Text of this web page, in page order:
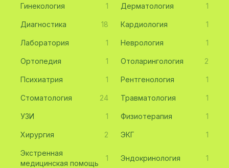
Гинекология 1 Дерматология 1
Диагностика 18 Кардиология 1
Лаборатория 1 Неврология 1
Ортопедия 1 Отоларингология 2
Психиатрия 1 Рентгенология 1
Стоматология 24 Травматология 1
УЗИ 1 Физиотерапия 1
Хирургия 2 ЭКГ 1
Экстренная
медицинская помощь
1 Эндокринология 1